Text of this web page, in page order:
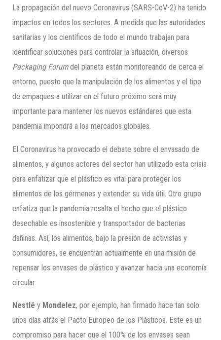
La propagación del nuevo Coronavirus (SARS-CoV-2) ha tenido
impactos en todos los sectores. A medida que las autoridades
sanitarias y los científicos de todo el mundo trabajan para
identificar soluciones para controlar la situación, diversos
Packaging Forumdel planeta están monitoreando de cerca el
entorno, puesto que la manipulación de los alimentos y el tipo
de empaques a utilizar en el futuro próximo será muy
importante para mantener los nuevos estándares que esta
pandemia impondrá a los mercados globales.
El Coronavirus ha provocado el debate sobre el envasado de
alimentos, y algunos actores del sector han utilizado esta crisis
para enfatizar que el plástico es vital para proteger los
alimentos de los gérmenes y extender su vida útil. Otro grupo
enfatiza que la pandemia resalta el hecho que el plástico
desechable es insostenible y transportador de bacterias
dañinas. Así, los alimentos, bajo la presión de activistas y
consumidores, se encuentran actualmente en una misión de
repensar los envases de plástico y avanzar hacia una economía
circular.
Nestléy Mondelez, por ejemplo, han firmado hace tan solo
unos días atrás el Pacto Europeo de los Plásticos. Este es un
compromiso para hacer que el 100% de los envases sean